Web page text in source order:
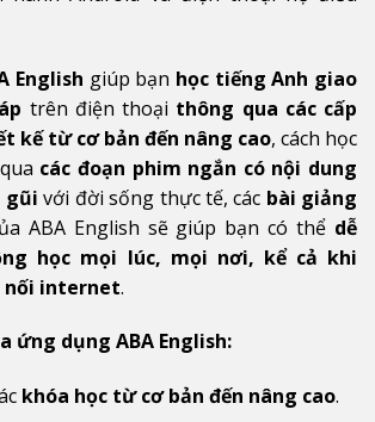
English giúp bạn học tiếng Anh giao
trên điện thoại thông qua các cấp
kế từ cơ bản đến nâng cao, cách học
các đoạn phim ngắn có nội dung
gũivới đời sống thực tế, các bài giảng
ABA English sẽ giúp bạn có thể dễ
học mọi lúc, mọi nơi, kể cả khi
nối internet.
ứng dụng ABA English:
khóa học từ cơ bản đến nâng cao.